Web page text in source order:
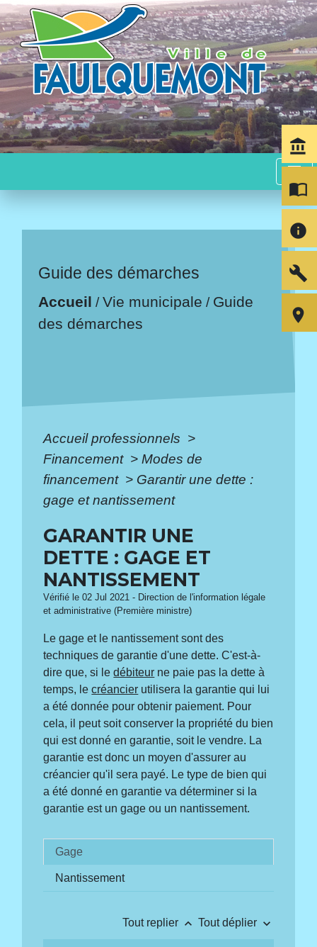
menu
Guide des démarches
Accueil /Vie municipale / Guide
des démarches
Accueil professionnels >
Financement > Modes de
financement > Garantir une dette :
gage et nantissement
GARANTIR UNE
DETTE : GAGE ET
NANTISSEMENT
Vérifié le 02 Jul 2021 - Direction de l'information légale
et administrative (Première ministre)
Le gage et le nantissement sont des
techniques de garantie d'une dette. C'est-à-
dire que, si ledébiteur ne paie pas la dette à
temps, lecréancier utilisera la garantie qui lui
a été donnée pour obtenir paiement. Pour
cela, il peut soit conserver la propriété du bien
qui est donné en garantie, soit le vendre. La
garantie est donc un moyen d'assurer au
créancier qu'il sera payé. Le type de bien qui
a été donné en garantie va déterminer si la
garantie est un gage ou un nantissement.
Gage
Nantissement
Tout replier keyboard_arrow_up Tout déplier keyboard_arrow_down
account_balance
import_contacts
info
build
room